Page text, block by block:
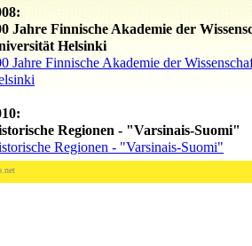
Jahre Finnische Akademie der
Helsinki
Jahre Finnische Akademie der
Regionen - "Varsinais-Suomi"
Regionen - "Varsinais-Suomi"